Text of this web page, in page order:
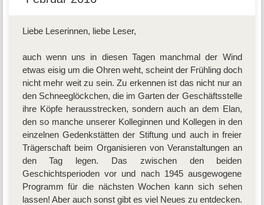
Liebe Leserinnen, liebe Leser,
auch wenn uns in diesen Tagen manchmal der Wind
etwas eisig um die Ohren weht, scheint der Frühling doch
nicht mehr weit zu sein. Zu erkennen ist das nicht nur an
den Schneeglöckchen, die im Garten der Geschäftsstelle
ihre Köpfe herausstrecken, sondern auch an dem Elan,
den so manche unserer Kolleginnen und Kollegen in den
einzelnen Gedenkstätten der Stiftung und auch in freier
Trägerschaft beim Organisieren von Veranstaltungen an
den Tag legen. Das zwischen den beiden
Geschichtsperioden vor und nach 1945 ausgewogene
Programm für die nächsten Wochen kann sich sehen
lassen! Aber auch sonst gibt es viel Neues zu entdecken.